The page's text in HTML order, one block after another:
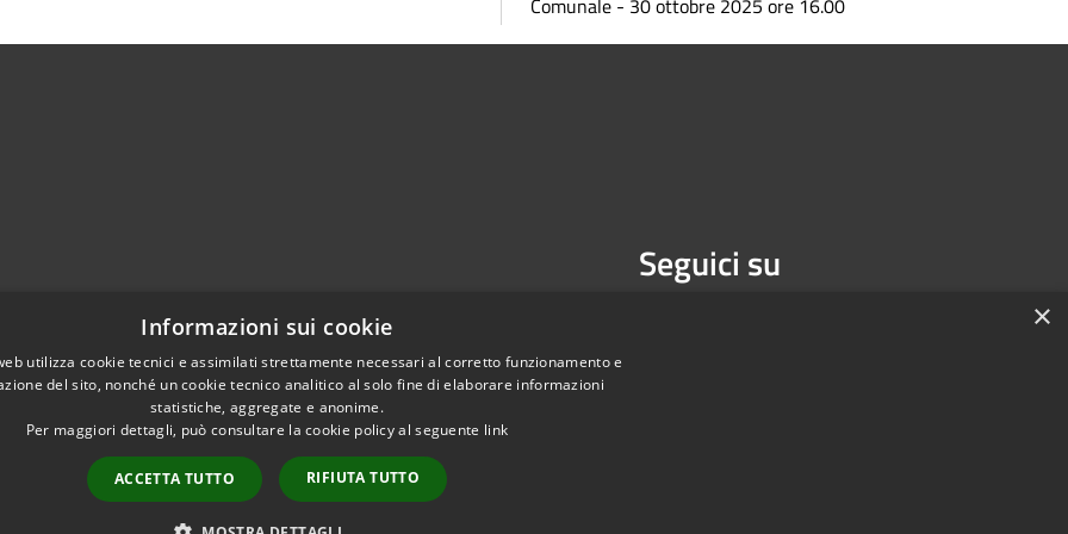
Comunale - 30 ottobre 2025 ore 16.00
Seguici su
Copyright © 2026 • Comune di Isernia • Powered by
×
Informazioni sui cookie
utilizza cookie tecnici e assimilati strettamente necessari al corretto funzionamento e
del sito, nonché un cookie tecnico analitico al solo fine di elaborare informazioni
statistiche, aggregate e anonime.
Per maggiori dettagli, può consultare la cookie policy al seguente link
ACCETTA TUTTO RIFIUTA TUTTO